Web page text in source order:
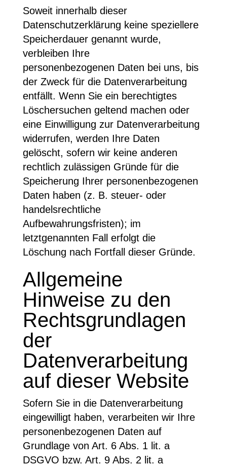
Soweit innerhalb dieser
Datenschutzerklärung keine speziellere
Speicherdauer genannt wurde,
verbleiben Ihre
personenbezogenen Daten bei uns, bis
der Zweck für die Datenverarbeitung
entfällt. Wenn Sie ein berechtigtes
Löschersuchen geltend machen oder
eine Einwilligung zur Datenverarbeitung
widerrufen, werden Ihre Daten
gelöscht, sofern wir keine anderen
rechtlich zulässigen Gründe für die
Speicherung Ihrer personenbezogenen
Daten haben (z. B. steuer- oder
handelsrechtliche
Aufbewahrungsfristen); im
letztgenannten Fall erfolgt die
Löschung nach Fortfall dieser Gründe.
Allgemeine
Hinweise zu den
Rechtsgrundlagen
der
Datenverarbeitung
auf dieser Website
Sofern Sie in die Datenverarbeitung
eingewilligt haben, verarbeiten wir Ihre
personenbezogenen Daten auf
Grundlage von Art. 6 Abs. 1 lit. a
DSGVO bzw. Art. 9 Abs. 2 lit. a